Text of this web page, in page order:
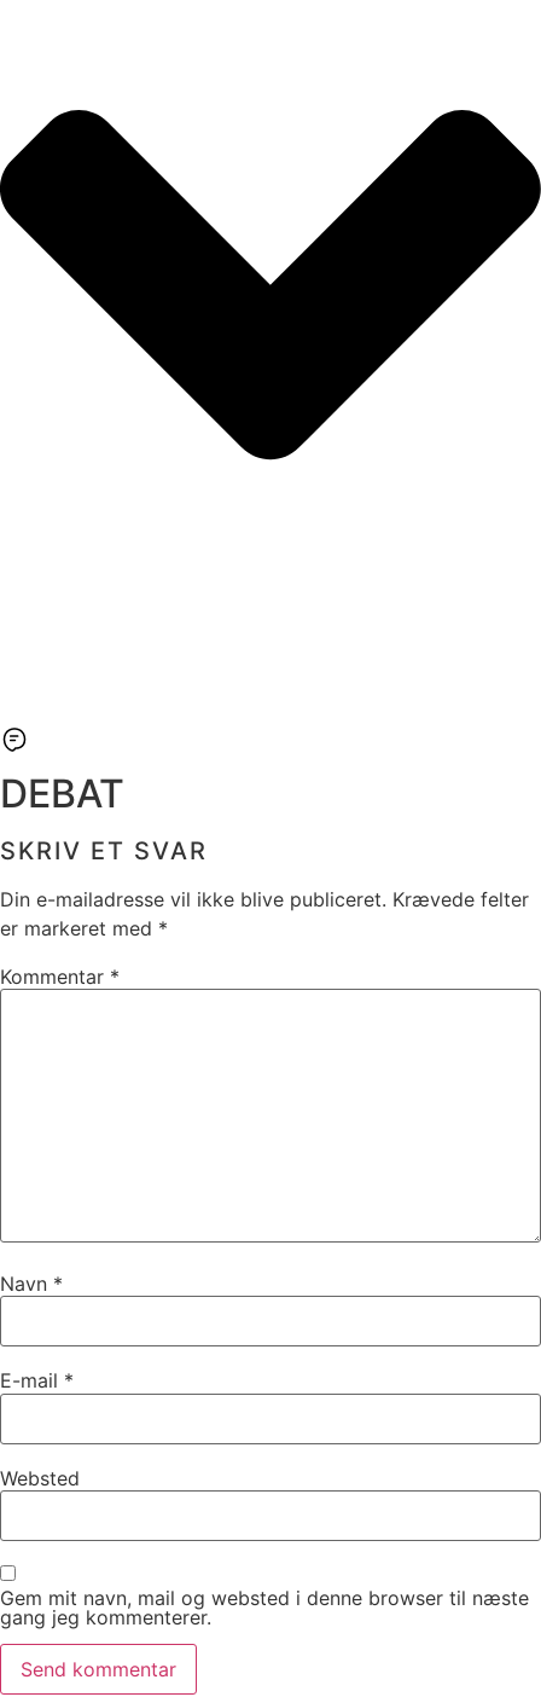
DEBAT
SKRIV ET SVAR
Din e-mailadresse vil ikke blive publiceret. Krævede felter
er markeret med *
Kommentar *
Navn *
E-mail *
Websted
Gem mit navn, mail og websted i denne browser til næste
gang jeg kommenterer.